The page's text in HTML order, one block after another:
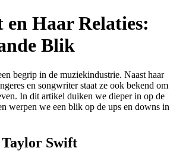
Haar Relaties:
Blik
begrip in de muziekindustrie. Naast haar
en songwriter staat ze ook bekend om
In dit artikel duiken we dieper in op de
werpen we een blik op de ups en downs in
Taylor Swift